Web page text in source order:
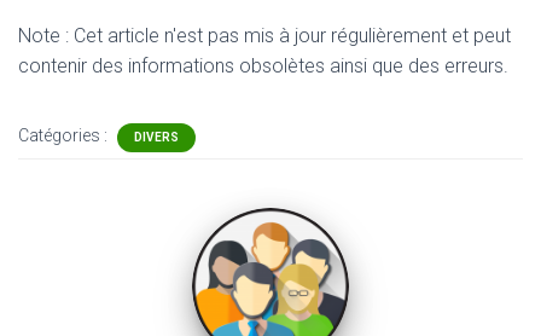
Note : Cet article n'est pas mis à jour régulièrement et peut
contenir des informations obsolètes ainsi que des erreurs.
Catégories : DIVERS